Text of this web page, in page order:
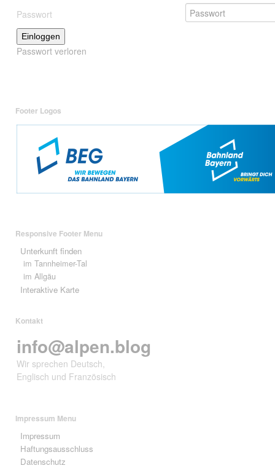
Passwort
Einloggen
Passwort verloren
Footer Logos
Responsive Footer Menu
Unterkunft finden
im Tannheimer-Tal
im Allgäu
Interaktive Karte
Kontakt
info@alpen.blog
Wir sprechen Deutsch,
Englisch und Französisch
Impressum Menu
Impressum
Haftungsausschluss
Datenschutz